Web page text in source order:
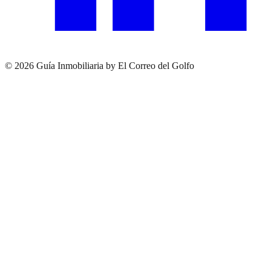
© 2026 Guía Inmobiliaria by El Correo del Golfo